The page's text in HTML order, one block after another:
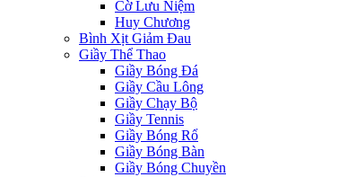
Cờ Lưu Niệm
Huy Chương
Bình Xịt Giảm Đau
Giầy Thể Thao
Giầy Bóng Đá
Giầy Cầu Lông
Giầy Chạy Bộ
Giầy Tennis
Giầy Bóng Rổ
Giầy Bóng Bàn
Giầy Bóng Chuyền